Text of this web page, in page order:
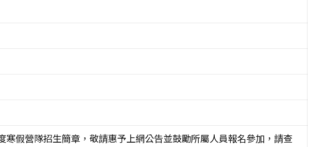
寒假營隊招生簡章，敬請惠予上網公告並鼓勵所屬人員報名參加，請查